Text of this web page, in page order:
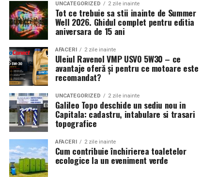
UNCATEGORIZED 2 zile inainte
Tot ce trebuie sa stii inainte de Summer
Well 2026. Ghidul complet pentru editia
aniversara de 15 ani
AFACERI 2 zile inainte
Uleiul Ravenol VMP USVO 5W30 – ce
avantaje oferă și pentru ce motoare este
recomandat?
UNCATEGORIZED 2 zile inainte
Galileo Topo deschide un sediu nou in
Capitala: cadastru, intabulare si trasari
topografice
AFACERI 2 zile inainte
Cum contribuie închirierea toaletelor
ecologice la un eveniment verde